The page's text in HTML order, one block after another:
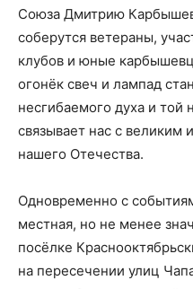
Союза Дмитрию
соберутся ветераны,
клубов и юные
огонёк свеч и лампад
несгибаемого духа и той
связывает нас с
нашего Отечества.
Одновременно с
местная, но не менее
посёлке
на пересечении улиц